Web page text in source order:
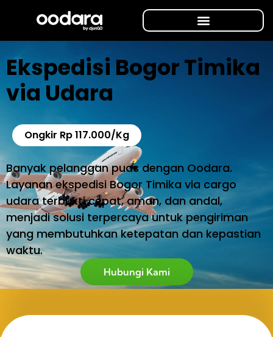
Ekspedisi Bogor Timika
via Udara
Ongkir Rp 117.000/Kg
Banyak pelanggan puas dengan Oodara.
Layanan ekspedisi Bogor Timika via cargo
udara terbukti cepat, aman, dan andal,
menjadi solusi terpercaya untuk pengiriman
yang membutuhkan ketepatan dan kepastian
waktu.
Hubungi Kami